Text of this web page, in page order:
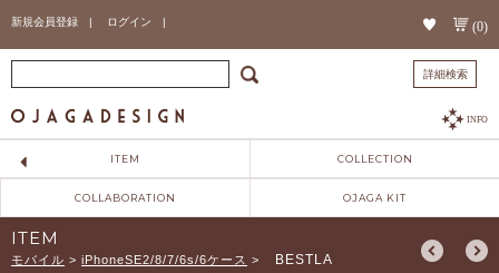
新規会員登録 | ログイン | (0)
詳細検索
INFO
ITEM COLLECTION
COLLABORATION OJAGA KIT
ITEM
モバイル > iPhoneSE2/8/7/6s/6ケース >
BESTLA